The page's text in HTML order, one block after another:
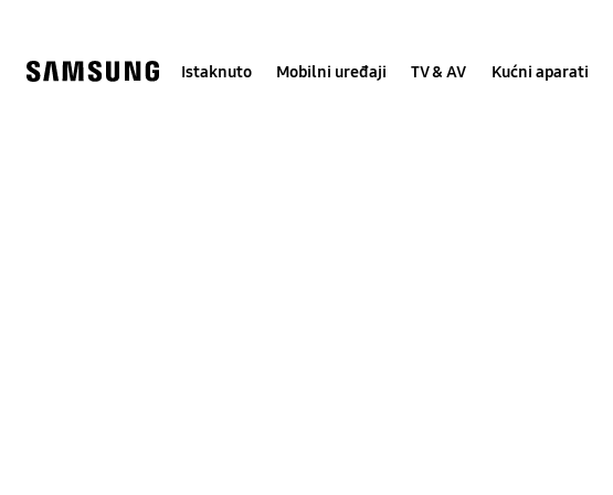
help
Istaknuto Mobilni uređaji TV & AV Kućni aparati